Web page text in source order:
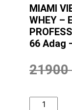
MIAMI
WHEY –
66 Adag
21900